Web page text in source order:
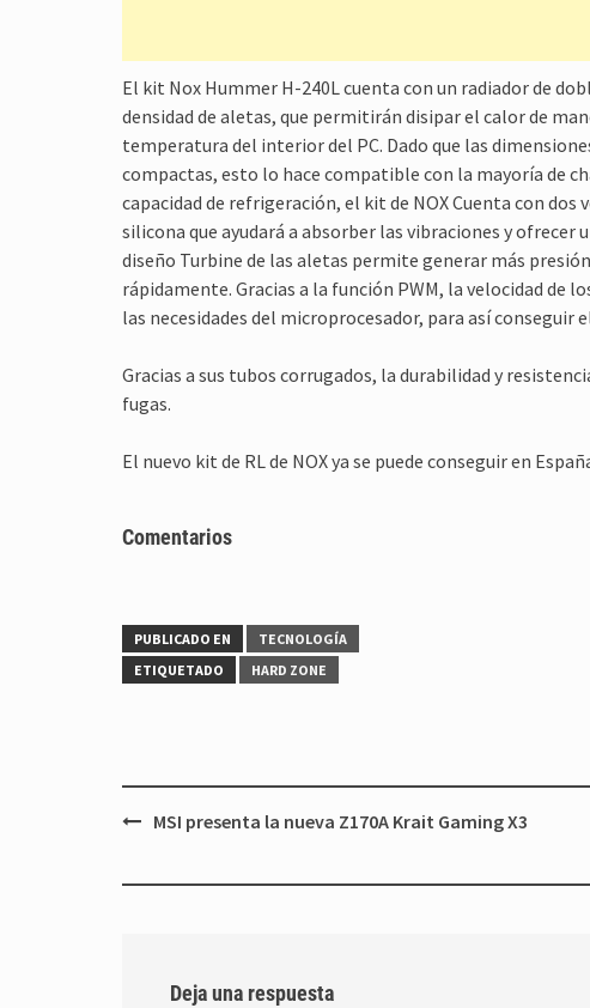
El kit Nox Hummer H-240L cuenta con un radiador de
densidad de aletas, que permitirán disipar el calor de
temperatura del interior del PC. Dado que las
compactas, esto lo hace compatible con la mayoría de
capacidad de refrigeración, el kit de NOX Cuenta con
silicona que ayudará a absorber las vibraciones y
diseño Turbine de las aletas permite generar más
rápidamente. Gracias a la función PWM, la velocidad de
las necesidades del microprocesador, para así
Gracias a sus tubos corrugados, la durabilidad y
fugas.
El nuevo kit de RL de NOX ya se puede conseguir en
Comentarios
PUBLICADO EN
TECNOLOGÍA
ETIQUETADO
HARD ZONE
Navegación
MSI presenta la nueva Z170A Krait Gaming X3
Deja una respuesta